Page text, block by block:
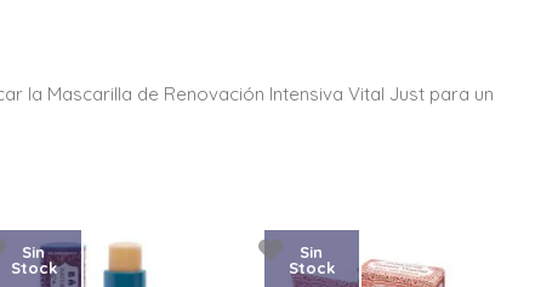
la Mascarilla de Renovación Intensiva Vital Just para un
Sin
Stock
Sin
Stock